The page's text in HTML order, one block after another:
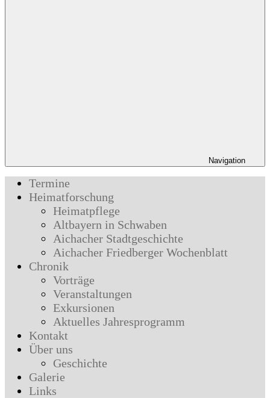
Navigation
Termine
Heimatforschung
Heimatpflege
Altbayern in Schwaben
Aichacher Stadtgeschichte
Aichacher Friedberger Wochenblatt
Chronik
Vorträge
Veranstaltungen
Exkursionen
Aktuelles Jahresprogramm
Kontakt
Über uns
Geschichte
Galerie
Links